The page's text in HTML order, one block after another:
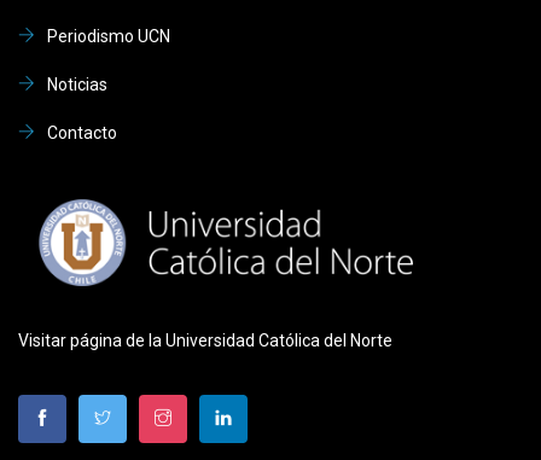
Periodismo UCN
Noticias
Contacto
Visitar página de la Universidad Católica del Norte